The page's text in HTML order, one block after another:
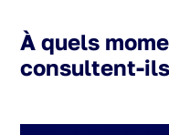
À quels
consultent-